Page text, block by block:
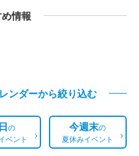
情報
ンダーから絞り込む
の
ベント
今週末の
夏休みイベント